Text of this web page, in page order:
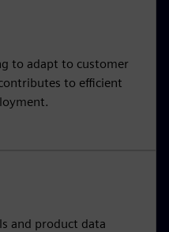
to adapt to customer
to efficient
and product data